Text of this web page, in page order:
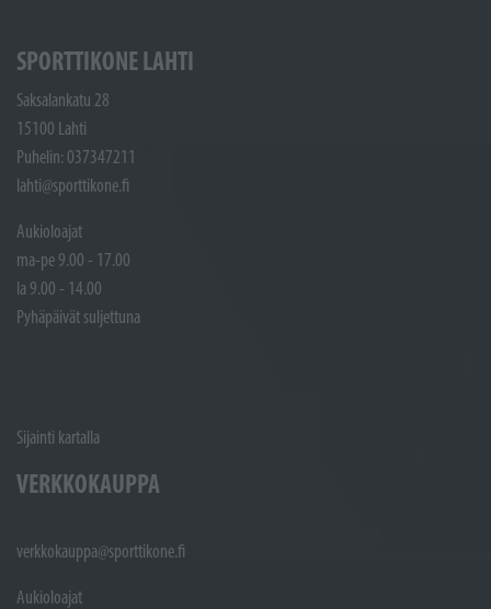
SPORTTIKONE LAHTI
Saksalankatu 28
15100 Lahti
Puhelin: 037347211
lahti@sporttikone.fi
Aukioloajat
ma-pe 9.00 - 17.00
la 9.00 - 14.00
Pyhäpäivät suljettuna
Sijainti kartalla
VERKKOKAUPPA
verkkokauppa@sporttikone.fi
Aukioloajat